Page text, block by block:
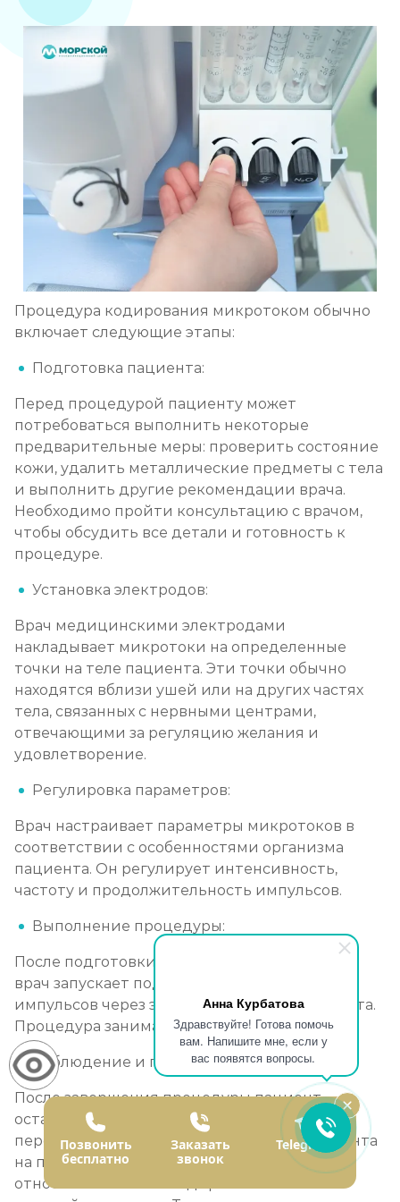
Анна Курбатова
Здравствуйте! Готова помочь
вам. Напишите мне, если у
вас появятся вопросы.
Процедура кодирования микротоком обычно
включает следующие этапы:
Подготовка пациента:
Перед процедурой пациенту может
потребоваться выполнить некоторые
предварительные меры: проверить состояние
кожи, удалить металлические предметы с тела
и выполнить другие рекомендации врача.
Необходимо пройти консультацию с врачом,
чтобы обсудить все детали и готовность к
процедуре.
Установка электродов:
Врач медицинскими электродами
накладывает микротоки на определенные
точки на теле пациента. Эти точки обычно
находятся вблизи ушей или на других частях
тела, связанных с нервными центрами,
отвечающими за регуляцию желания и
удовлетворение.
Регулировка параметров:
Врач настраивает параметры микротоков в
соответствии с особенностями организма
пациента. Он регулирует интенсивность,
частоту и продолжительность импульсов.
Выполнение процедуры:
После подготовки и настройки параметров
врач запускает подачу электрических
импульсов через электроды на теле пациента.
Процедура занимает несколько минут.
Наблюдение и послепроцедурный уход:
После завершения процедуры пациент
остается под наблюдением медицинского
персонала. Врач оценивает реакцию пациента
на процедуру и даёт инструкции
относительно пост-кодирования и
Позвонить
бесплатно
Заказать
звонок
Telegram